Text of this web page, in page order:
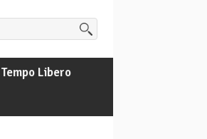
Tempo Libero